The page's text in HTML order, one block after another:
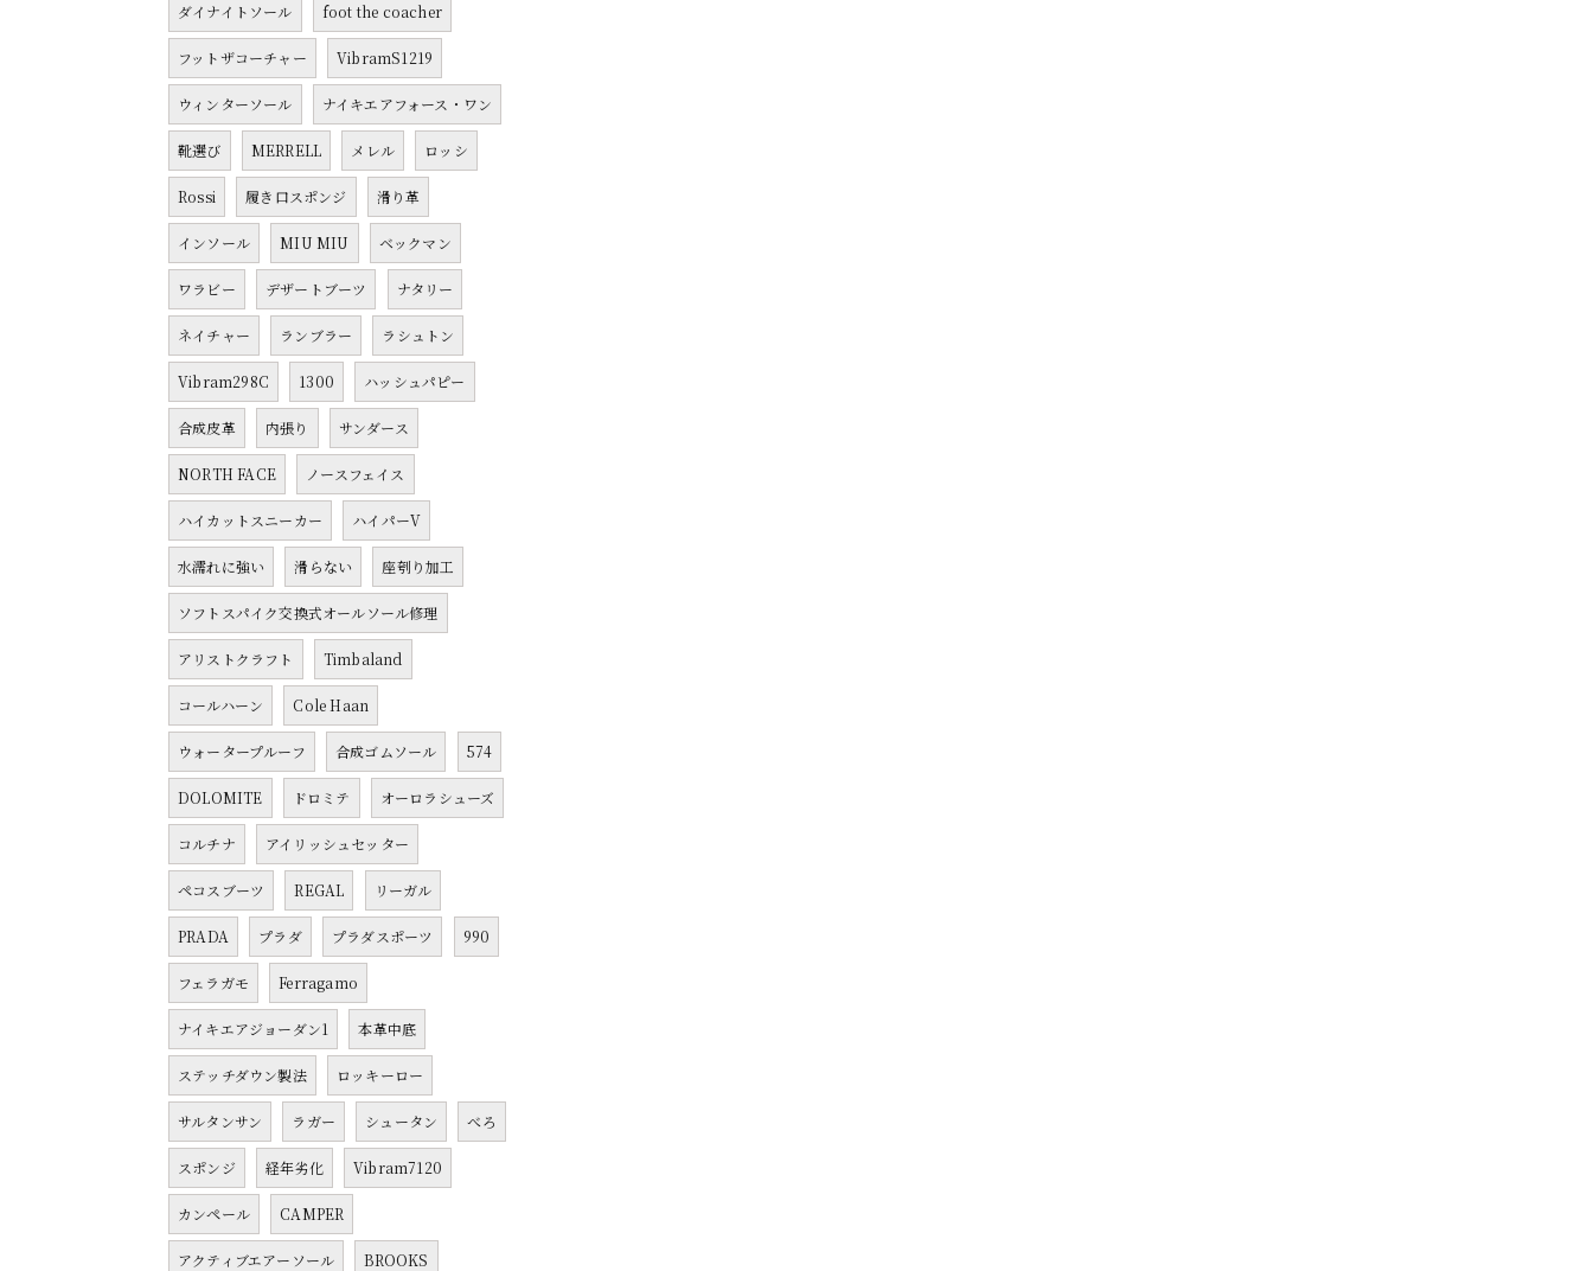
ダイナイトソール foot the coacher
フットザコーチャー VibramS1219
ウィンターソール ナイキエアフォース・ワン
靴選び MERRELL メレル ロッシ
Rossi 履き口スポンジ 滑り革
インソール MIU MIU ベックマン
ワラビー デザートブーツ ナタリー
ネイチャー ランブラー ラシュトン
Vibram298C 1300 ハッシュパピー
合成皮革 内張り サンダース
NORTH FACE ノースフェイス
ハイカットスニーカー ハイパーV
水濡れに強い 滑らない 座刳り加工
ソフトスパイク交換式オールソール修理
アリストクラフト Timbaland
コールハーン Cole Haan
ウォータープルーフ 合成ゴムソール 574
DOLOMITE ドロミテ オーロラシューズ
コルチナ アイリッシュセッター
ペコスブーツ REGAL リーガル
PRADA プラダ プラダスポーツ 990
フェラガモ Ferragamo
ナイキエアジョーダン1 本革中底
ステッチダウン製法 ロッキーロー
サルタンサン ラガー シュータン べろ
スポンジ 経年劣化 Vibram7120
カンペール CAMPER
アクティブエアーソール BROOKS